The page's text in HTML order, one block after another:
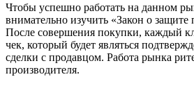
Чтобы успешно работать на данном
внимательно изучить «Закон о защите
После совершения покупки, каждый
чек, который будет являться
сделки с продавцом. Работа рынка
производителя.